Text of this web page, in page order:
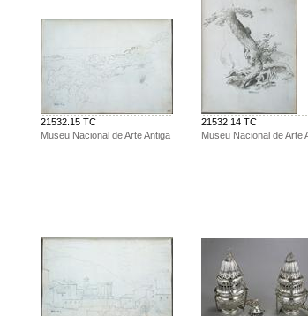
21532.15 TC
Museu Nacional de Arte Antiga
21532.14 TC
Museu Nacional de Arte